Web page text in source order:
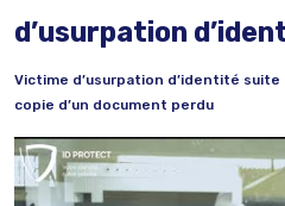
d’usurpation
Victime d’usurpation d’identité suite
copie d’un document perdu